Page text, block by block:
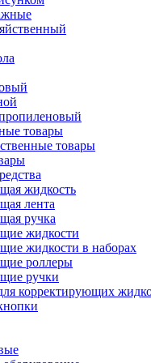
товары
товары
жидкость
лента
ручка
жидкости
жидкости в наборах
роллеры
ручки
корректирующих